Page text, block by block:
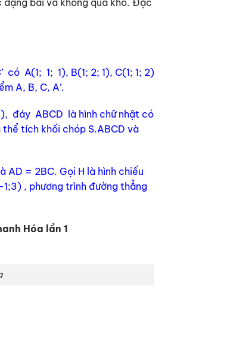
bài và không quá khó. Đặc
A(1; 1; 1), B(1; 2; 1), C(1; 1; 2)
A, B, C, A’.
đáy ABCD là hình chữ nhật có
tích khối chóp S.ABCD và
AD = 2BC. Gọi H là hình chiếu
, phương trình đường thẳng
Hóa lần 1